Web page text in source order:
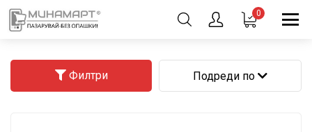
0
Филтри Подреди по